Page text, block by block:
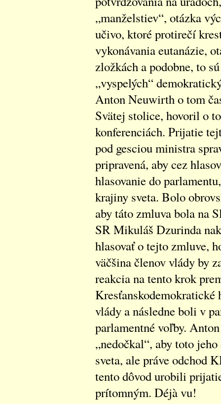
„manželstiev“, otázka
učivo, ktoré protirečí
vykonávania eutanázie,
zložkách a podobne, to
„vyspelých“
Anton Neuwirth o tom
Svätej stolice, hovoril o
konferenciách. Prijatie
pod gesciou ministra
pripravená, aby cez
hlasovanie do
krajiny sveta. Bolo
aby táto zmluva bola na
SR Mikuláš Dzurinda
hlasovať o tejto zmluve,
väčšina členov vlády by
reakcia na tento krok
vlády a následne boli v
parlamentné voľby.
„nedočkal“, aby toto
sveta, ale práve odchod
tento dôvod urobili
prítomným. Déjà vu!